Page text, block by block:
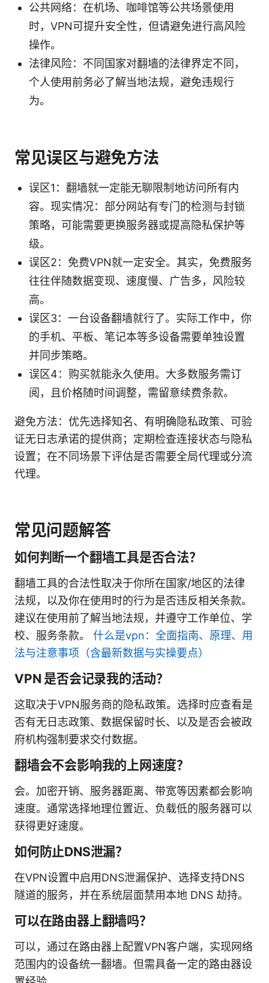
公共网络：在机场、咖啡馆等公共场景使用
时，VPN可提升安全性，但请避免进行高风险
操作。
法律风险：不同国家对翻墙的法律界定不同，
个人使用前务必了解当地法规，避免违规行
为。
常见误区与避免方法
误区1：翻墙就一定能无聊限制地访问所有内
容。现实情况：部分网站有专门的检测与封锁
策略，可能需要更换服务器或提高隐私保护等
级。
误区2：免费VPN就一定安全。其实，免费服务
往往伴随数据变现、速度慢、广告多，风险较
高。
误区3：一台设备翻墙就行了。实际工作中，你
的手机、平板、笔记本等多设备需要单独设置
并同步策略。
误区4：购买就能永久使用。大多数服务需订
阅，且价格随时间调整，需留意续费条款。
避免方法：优先选择知名、有明确隐私政策、可验
证无日志承诺的提供商；定期检查连接状态与隐私
设置；在不同场景下评估是否需要全局代理或分流
代理。
常见问题解答
如何判断一个翻墙工具是否合法？
翻墙工具的合法性取决于你所在国家/地区的法律
法规，以及你在使用时的行为是否违反相关条款。
建议在使用前了解当地法规，并遵守工作单位、学
校、服务条款。 什么是vpn：全面指南、原理、用
法与注意事项（含最新数据与实操要点）
VPN 是否会记录我的活动？
这取决于VPN服务商的隐私政策。选择时应查看是
否有无日志政策、数据保留时长、以及是否会被政
府机构强制要求交付数据。
翻墙会不会影响我的上网速度？
会。加密开销、服务器距离、带宽等因素都会影响
速度。通常选择地理位置近、负载低的服务器可以
获得更好速度。
如何防止DNS泄漏？
在VPN设置中启用DNS泄漏保护、选择支持DNS
隧道的服务，并在系统层面禁用本地 DNS 劫持。
可以在路由器上翻墙吗？
可以，通过在路由器上配置VPN客户端，实现网络
范围内的设备统一翻墙。但需具备一定的路由器设